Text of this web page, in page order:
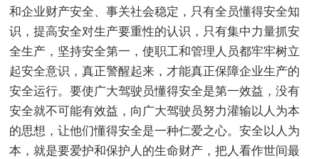
和企业财产安全、事关社会稳定，只有全员懂得安全知
识，提高安全对生产要重性的认识，只有集中力量抓安
全生产，坚持安全第一，使职工和管理人员都牢牢树立
起安全意识，真正警醒起来，才能真正保障企业生产的
安全运行。要使广大驾驶员懂得安全是第一效益，没有
安全就不可能有效益，向广大驾驶员努力灌输以人为本
的思想，让他们懂得安全是一种仁爱之心。安全以人为
本，就是要爱护和保护人的生命财产，把人看作世间最